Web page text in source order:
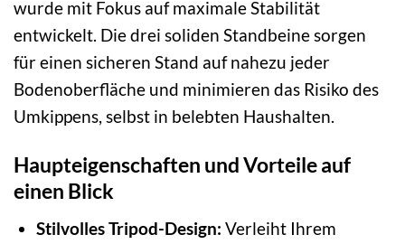
wurde mit Fokus auf maximale Stabilität
entwickelt. Die drei soliden Standbeine sorgen
für einen sicheren Stand auf nahezu jeder
Bodenoberfläche und minimieren das Risiko des
Umkippens, selbst in belebten Haushalten.
Haupteigenschaften und Vorteile auf
einen Blick
Stilvolles Tripod-Design: Verleiht Ihrem